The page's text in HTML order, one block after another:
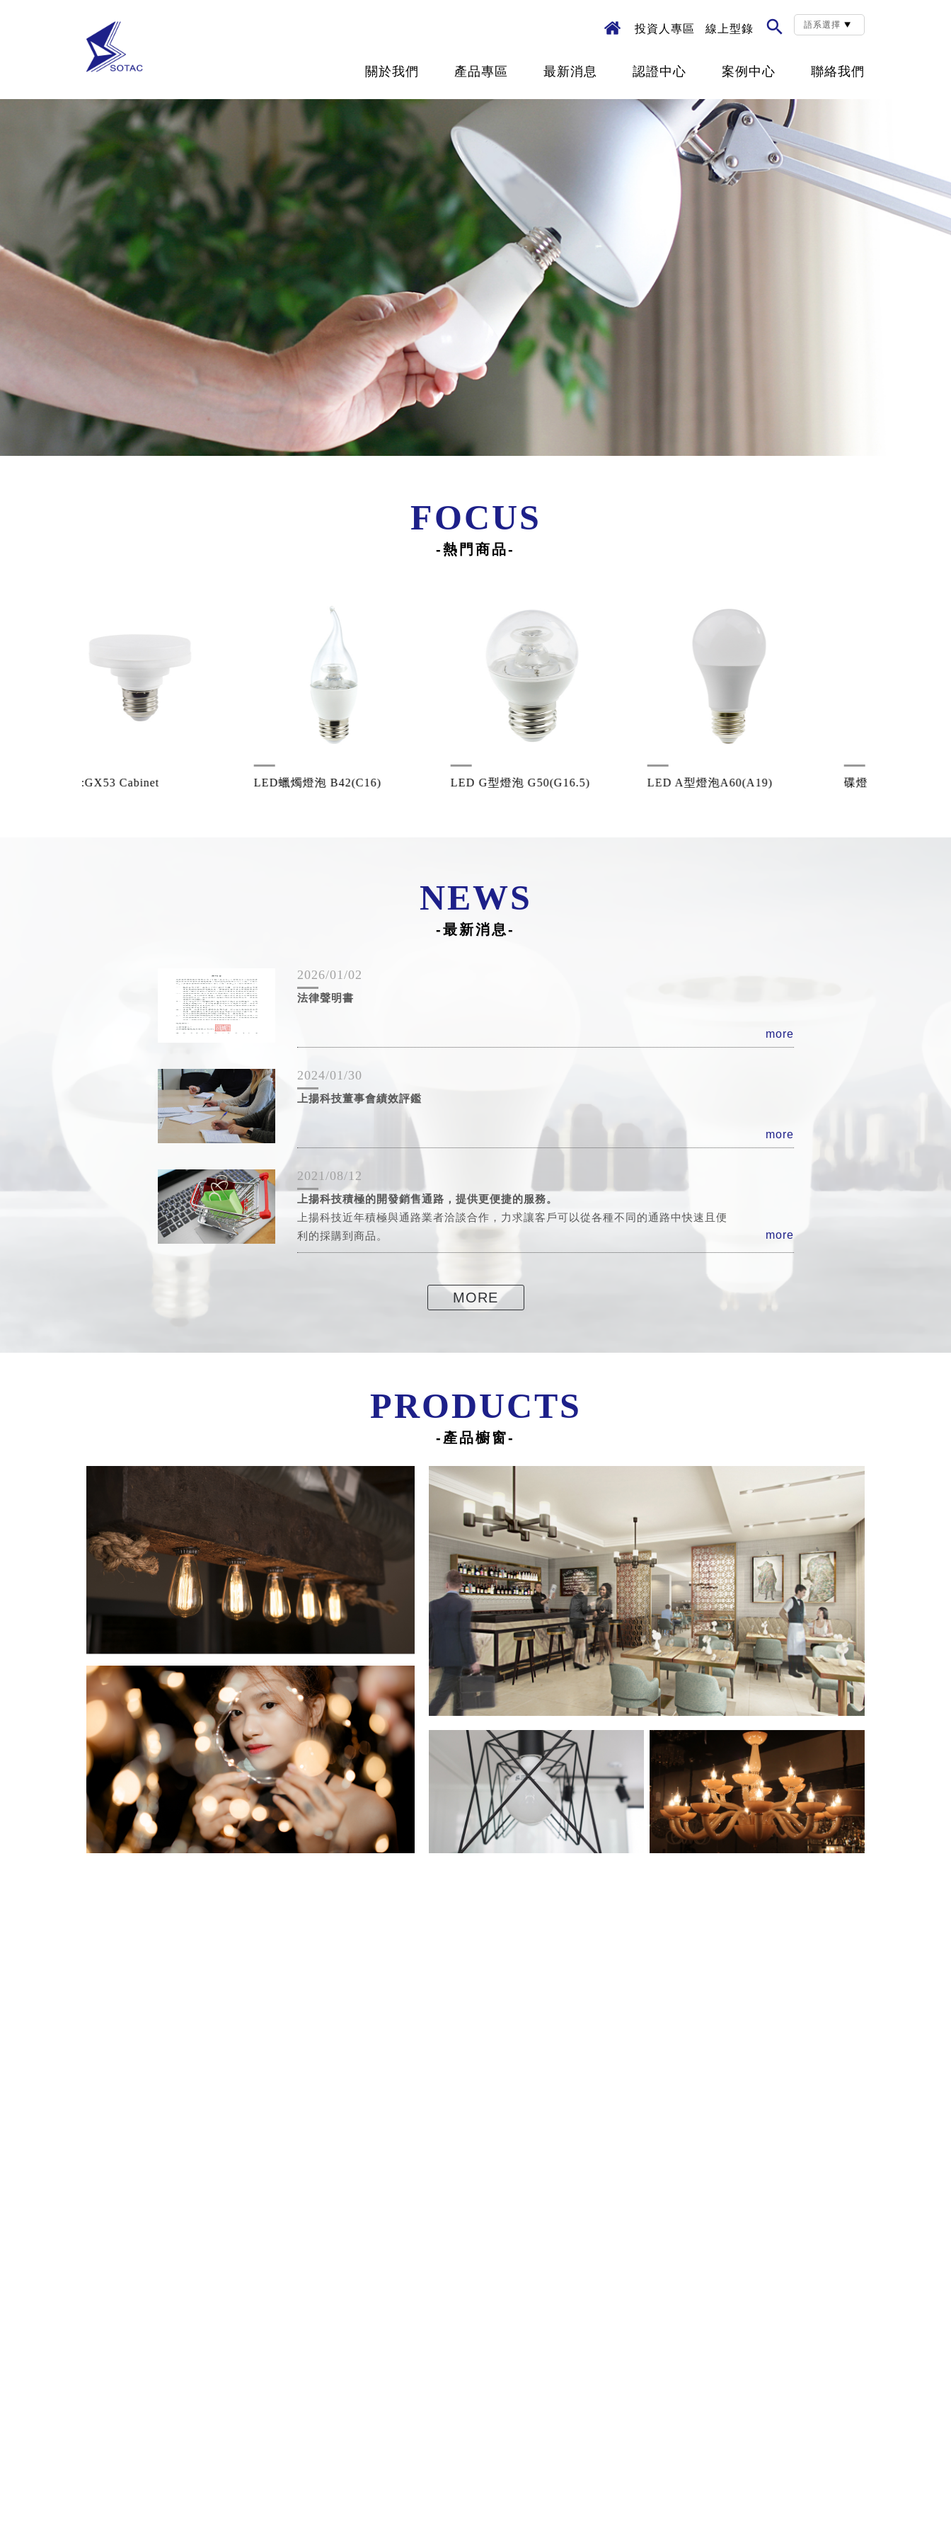
投資人專區 線上型錄 
關於我們 產品專區 最新消息 認證中心 案例中心 聯絡我們
FOCUS
-熱門商品-
LED蠟燭燈泡 B42(C16) LED G型燈泡 G50(G16.5) LED A型燈泡A60(A19) 碟燈
NEWS
-最新消息-
2026/01/02
法律聲明書
more
2024/01/30
上揚科技董事會績效評鑑
more
2021/08/12
上揚科技積極的開發銷售通路，提供更便捷的服務。
上揚科技近年積極與通路業者洽談合作，力求讓客戶可以從各種不同的通路中快速且便
利的採購到商品。
more
MORE
PRODUCTS
-產品櫥窗-
LED鎢絲燈泡
LED復古鎢絲燈泡系列...